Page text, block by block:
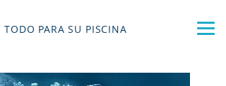
TODO PARA SU PISCINA